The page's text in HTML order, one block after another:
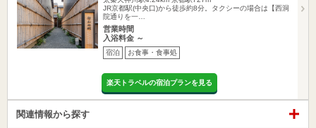
JR京都駅(中央口)から徒歩約8分。タクシーの場合は【西洞
院通りを一…
営業時間
入浴料金 ～
宿泊 お食事・食事処
楽天トラベルの宿泊プランを見る
関連情報から探す